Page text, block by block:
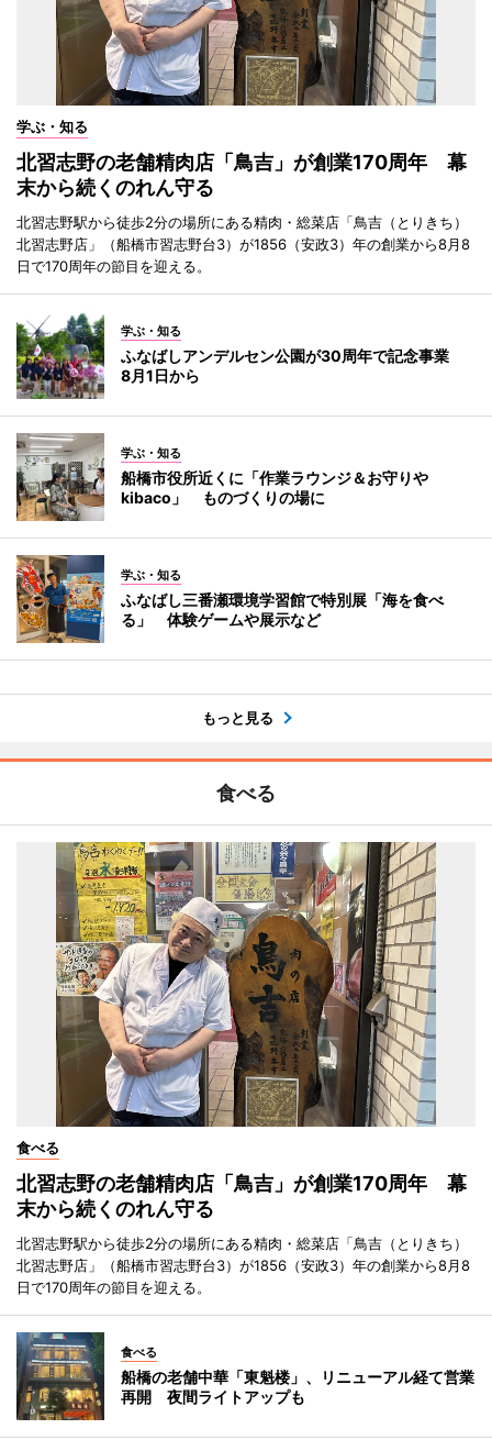
学ぶ・知る
北習志野の老舗精肉店「鳥吉」が創業170周年 幕
末から続くのれん守る
北習志野駅から徒歩2分の場所にある精肉・総菜店「鳥吉（とりきち）
北習志野店」（船橋市習志野台3）が1856（安政3）年の創業から8月8
日で170周年の節目を迎える。
学ぶ・知る
ふなばしアンデルセン公園が30周年で記念事業
8月1日から
学ぶ・知る
船橋市役所近くに「作業ラウンジ＆お守りや
kibaco」 ものづくりの場に
学ぶ・知る
ふなばし三番瀬環境学習館で特別展「海を食べ
る」 体験ゲームや展示など
もっと見る
食べる
食べる
北習志野の老舗精肉店「鳥吉」が創業170周年 幕
末から続くのれん守る
北習志野駅から徒歩2分の場所にある精肉・総菜店「鳥吉（とりきち）
北習志野店」（船橋市習志野台3）が1856（安政3）年の創業から8月8
日で170周年の節目を迎える。
食べる
船橋の老舗中華「東魁楼」、リニューアル経て営業
再開 夜間ライトアップも